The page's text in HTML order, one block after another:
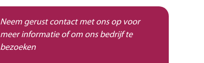
Neem gerust contact met ons op voor
meer informatie of om ons bedrijf te
bezoeken